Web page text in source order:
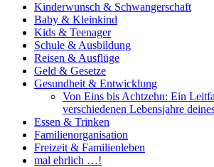
Kinderwunsch & Schwangerschaft
Baby & Kleinkind
Kids & Teenager
Schule & Ausbildung
Reisen & Ausflüge
Geld & Gesetze
Gesundheit & Entwicklung
Von Eins bis Achtzehn: Ein
verschiedenen Lebensjahre
Essen & Trinken
Familienorganisation
Freizeit & Familienleben
mal ehrlich …!